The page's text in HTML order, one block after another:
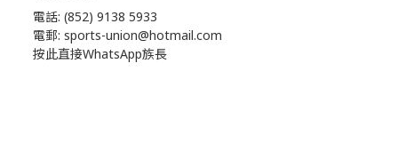
電話: (852) 9138 5933
電郵: sports-union@hotmail.com
按此直接WhatsApp族長